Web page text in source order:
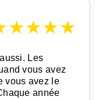
★★★★
Les
vous avez
vous avez le
année